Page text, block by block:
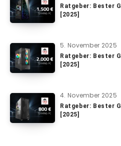
Ratgeber: Bester
[2025]
5. November 2025
Ratgeber: Bester
[2025]
4. November 2025
Ratgeber: Bester
[2025]